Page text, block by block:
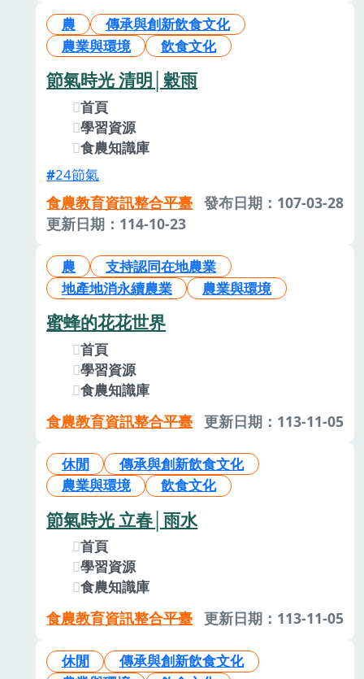
農
傳承與創新飲食文化
農業與環境
飲食文化
節氣時光 清明│穀雨
首頁
學習資源
食農知識庫
24節氣
食農教育資訊整合平臺 發布日期：107-03-28
更新日期：114-10-23
農
支持認同在地農業
地產地消永續農業
農業與環境
蜜蜂的花花世界
首頁
學習資源
食農知識庫
食農教育資訊整合平臺 更新日期：113-11-05
休閒
傳承與創新飲食文化
農業與環境
飲食文化
節氣時光 立春│雨水
首頁
學習資源
食農知識庫
食農教育資訊整合平臺 更新日期：113-11-05
休閒
傳承與創新飲食文化